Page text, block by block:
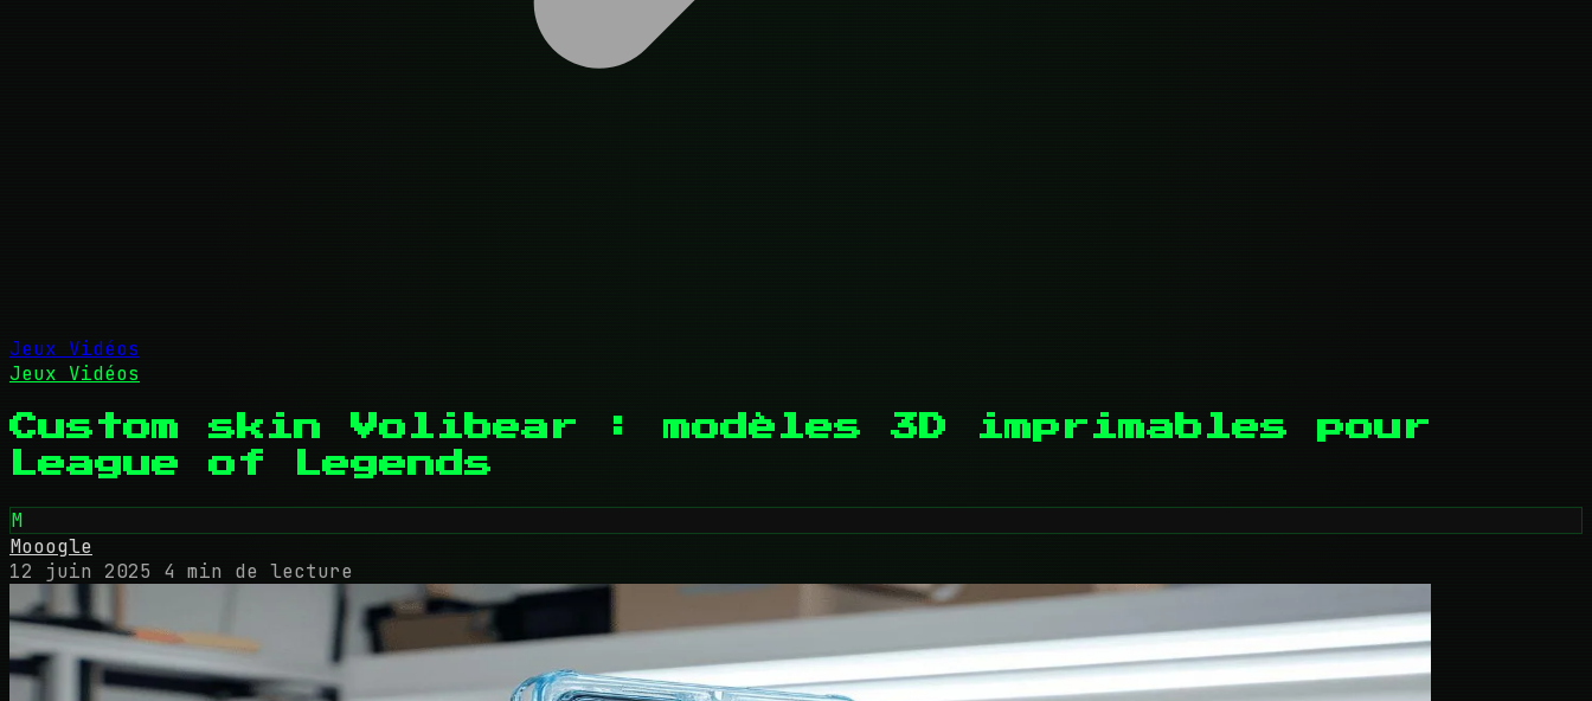
Jeux Vidéos
Jeux Vidéos
Custom skin Volibear : modèles 3D imprimables pour
League of Legends
M
Mooogle
12 juin 2025
4 min de lecture